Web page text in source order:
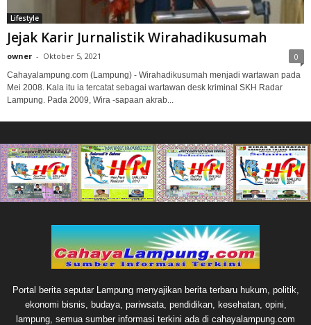
Lifestyle
Jejak Karir Jurnalistik Wirahadikusumah
owner - Oktober 5, 2021 0
Cahayalampung.com (Lampung) - Wirahadikusumah menjadi wartawan pada
Mei 2008. Kala itu ia tercatat sebagai wartawan desk kriminal SKH Radar
Lampung. Pada 2009, Wira -sapaan akrab...
Portal berita seputar Lampung menyajikan berita terbaru hukum, politik,
ekonomi bisnis, budaya, pariwsata, pendidikan, kesehatan, opini,
lampung, semua sumber informasi terkini ada di cahayalampung.com